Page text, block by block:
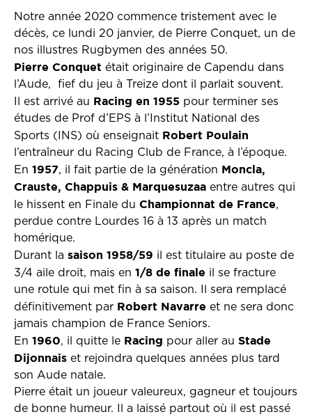
Notre année 2020 commence tristement avec le
décès, ce lundi 20 janvier, de Pierre Conquet, un de
nos illustres Rugbymen des années 50.
Pierre Conquet était originaire de Capendu dans
l’Aude, fief du jeu à Treize dont il parlait souvent.
Il est arrivé au Racing en 1955 pour terminer ses
études de Prof d’EPS à l’Institut National des
Sports (INS) où enseignait Robert Poulain
l’entraîneur du Racing Club de France, à l’époque.
En 1957, il fait partie de la génération Moncla,
Crauste, Chappuis & Marquesuzaa entre autres qui
le hissent en Finale du Championnat de France,
perdue contre Lourdes 16 à 13 après un match
homérique.
Durant la saison 1958/59 il est titulaire au poste de
3/4 aile droit, mais en 1/8 de finale il se fracture
une rotule qui met fin à sa saison. Il sera remplacé
définitivement par Robert Navarre et ne sera donc
jamais champion de France Seniors.
En 1960, il quitte le Racing pour aller au Stade
Dijonnais et rejoindra quelques années plus tard
son Aude natale.
Pierre était un joueur valeureux, gagneur et toujours
de bonne humeur. Il a laissé partout où il est passé